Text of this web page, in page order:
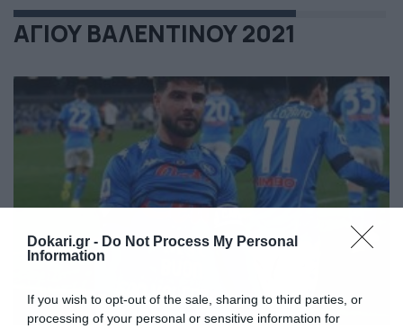
Dokari.gr - Do Not Process My Personal
Information
If you wish to opt-out of the sale, sharing to third parties, or
processing of your personal or sensitive information for
ΑΓΙΟΥ ΒΑΛΕΝΤΙΝΟΥ 2021